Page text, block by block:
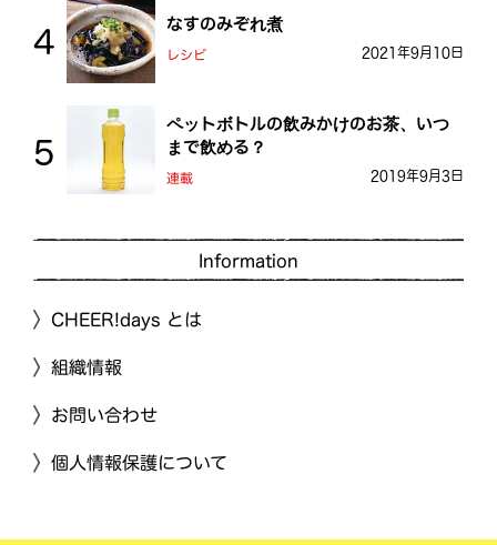
なすのみぞれ煮
レシピ 2021年9月10日
ペットボトルの飲みかけのお茶、いつ
まで飲める？
連載 2019年9月3日
Information
CHEER!days とは
組織情報
お問い合わせ
個人情報保護について